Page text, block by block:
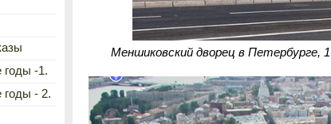
годы -1.
- 2.
Меншиковский дворец в Петербурге,